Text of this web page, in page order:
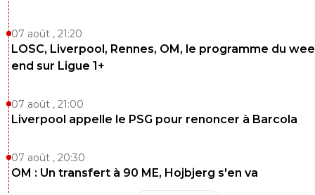
07 août , 21:20
LOSC, Liverpool, Rennes, OM, le programme du
end sur Ligue 1+
07 août , 21:00
Liverpool appelle le PSG pour renoncer à Barcola
07 août , 20:30
OM : Un transfert à 90 ME, Hojbjerg s'en va